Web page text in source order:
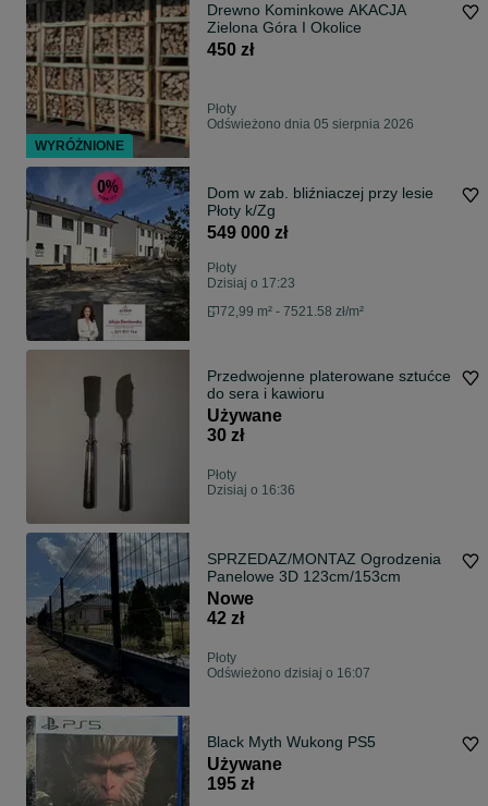
Drewno Kominkowe AKACJA
Zielona Góra I Okolice
450 zł
Płoty
Odświeżono dnia 05 sierpnia 2026
Dom w zab. bliźniaczej przy lesie
Płoty k/Zg
549 000 zł
Płoty
Dzisiaj o 17:23
72,99 m² - 7521.58 zł/m²
Przedwojenne platerowane sztućce
do sera i kawioru
Używane
30 zł
Płoty
Dzisiaj o 16:36
SPRZEDAZ/MONTAZ Ogrodzenia
Panelowe 3D 123cm/153cm
Nowe
42 zł
Płoty
Odświeżono dzisiaj o 16:07
Black Myth Wukong PS5
Używane
195 zł
WYRÓŻNIONE